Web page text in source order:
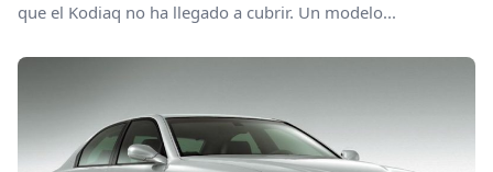
que el Kodiaq no ha llegado a cubrir. Un modelo...